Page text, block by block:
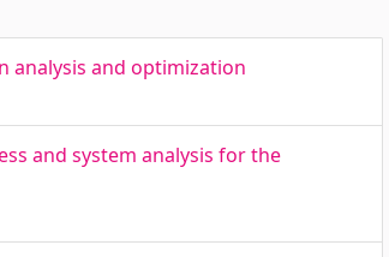
analysis and optimization
and system analysis for the